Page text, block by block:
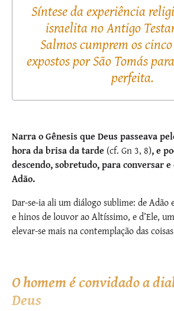
Síntese da experiência
israelita no Antigo
Salmos cumprem os
expostos por São Tomás
perfeita.
Narra o Gênesis que Deus passeava
hora da brisa da tarde (cf. Gn 3, 8), e
descendo, sobretudo, para conversar
Adão.
Dar-se-ia ali um diálogo sublime: de
e hinos de louvor ao Altíssimo, e d’Ele,
elevar-se mais na contemplação das
O homem é convidado a
Deus